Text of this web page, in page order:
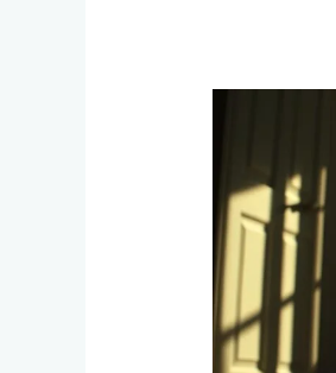
Identificarla
y
Buscar
Ayuda
Tiempo